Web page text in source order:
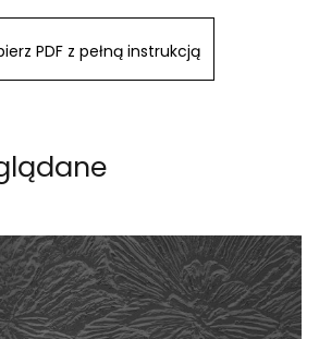
PDF z pełną instrukcją